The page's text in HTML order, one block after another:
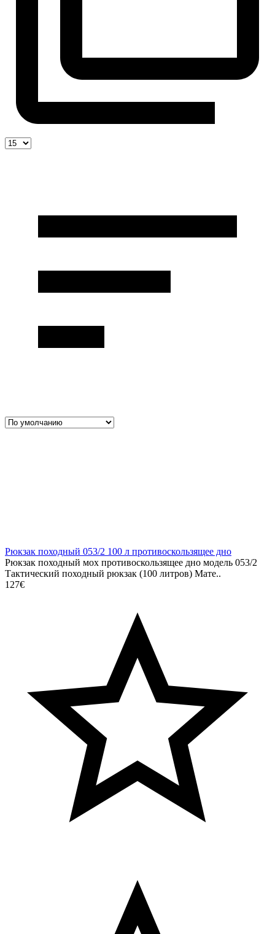
Рюкзак походный 053/2 100 л противоскользящее дно
Рюкзак походный мох противоскользящее дно модель 053/2
Тактический походный рюкзак (100 литров) Мате..
127€